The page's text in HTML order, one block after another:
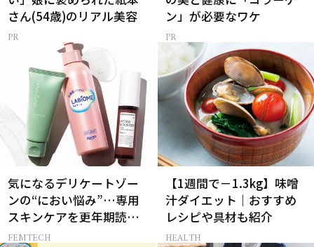
さん(54歳)のリアル美容
ン」が必要なワケ
気になるデリケートゾー
ンの“におい悩み”…専用
スキンケアを更年期読者
が本気でお試し！
FEMTECH
【1週間で－1.3kg】味噌
汁ダイエット｜おすすめ
レシピや具材も紹介
HEALTH